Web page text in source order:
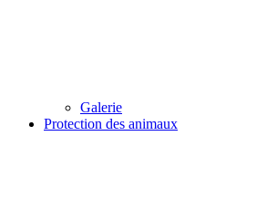
Galerie
Protection des animaux